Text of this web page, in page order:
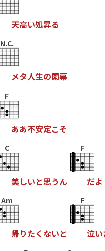
天高い処昇る
N.C.
メタ人生の開幕
F
ああ不安定こそ
C
美しいと思うん
F
だよ
Am
帰りたく ないと
F
泣い